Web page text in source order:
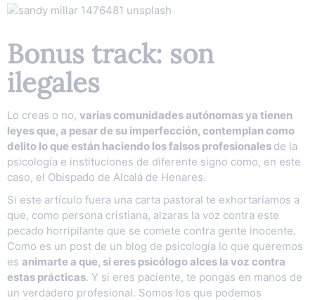
Bonus track: son
ilegales
Lo creas o no, varias comunidades autónomas ya tienen
leyes que, a pesar de su imperfección, contemplan como
delito lo que están haciendo los falsos profesionales de la
psicología e instituciones de diferente signo como, en este
caso, el Obispado de Alcalá de Henares.
Si este artículo fuera una carta pastoral te exhortaríamos a
que, como persona cristiana, alzaras la voz contra este
pecado horripilante que se comete contra gente inocente.
Como es un post de un blog de psicología lo que queremos
es animarte a que, si eres psicólogo alces la voz contra
estas prácticas. Y si eres paciente, te pongas en manos de
un verdadero profesional. Somos los que podemos